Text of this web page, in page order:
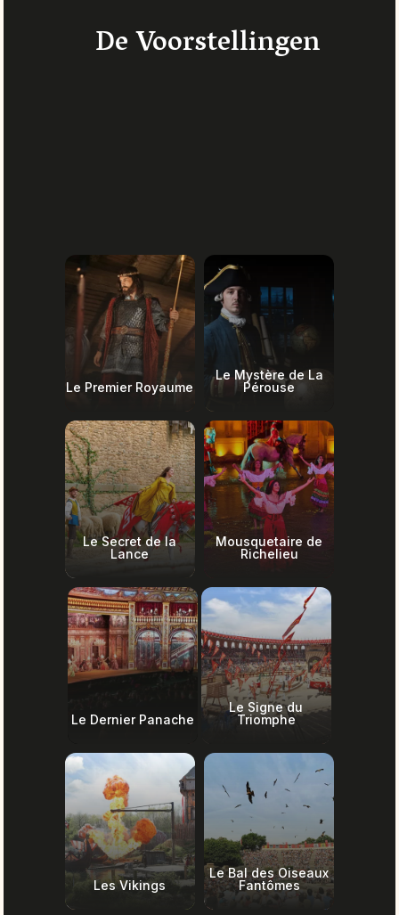
De Voorstellingen
Le Premier Royaume
Le Mystère de La
Pérouse
Le Secret de la
Lance
Mousquetaire de
Richelieu
Le Dernier Panache
Le Signe du
Triomphe
Les Vikings
Le Bal des Oiseaux
Fantômes